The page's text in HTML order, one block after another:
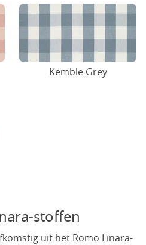
Kemble Grey
stoffen
uit het Romo Linara-